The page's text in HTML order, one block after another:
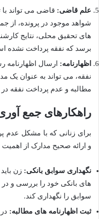
علم قاضی: قاضی می تواند
شواهد موجود در پرونده، از
های تحقیق محلی، نتایج
برسد که نفقه پرداخت نشده
اظهارنامه: ارسال اظهارنامه
نفقه، می تواند به عنوان یک
مطالبه و عدم پرداخت نفقه در
راهکارهای جمع
برای زنانی که با مشکل عدم
و ارائه صحیح مدارک از
نگهداری سوابق بانکی: زن
های بانکی خود را بررسی و
سوابق را نگهداری کند.
ثبت اظهارنامه های مطالبه: